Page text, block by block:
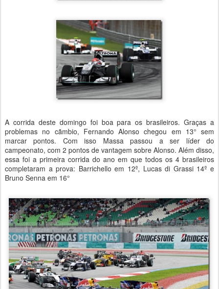
A corrida deste domingo foi boa para os brasileiros. Graças a
problemas no cãmbio, Fernando Alonso chegou em 13° sem
marcar pontos. Com isso Massa passou a ser líder do
campeonato, com 2 pontos de vantagem sobre Alonso. Além disso,
essa foi a primeira corrida do ano em que todos os 4 brasileiros
completaram a prova: Barrichello em 12º, Lucas di Grassi 14º e
Bruno Senna em 16°